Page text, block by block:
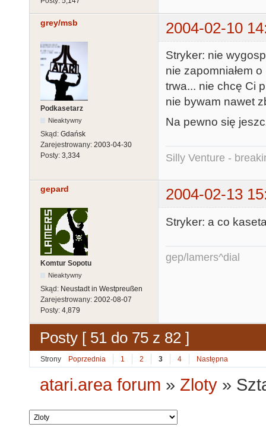
grey/msb 2004-02-10
Podkasetarz
Nieaktywny
Skąd: Gdańsk
Zarejestrowany: 2003-04-30
Posty: 3,334
Stryker: nie
nie zapomniałem
trwa... nie chcę Ci
nie bywam nawet
Na pewno się
Silly Venture -
gepard 2004-02-13
Komtur Sopotu
Nieaktywny
Skąd: Neustadt in Westpreußen
Zarejestrowany: 2002-08-07
Posty: 4,879
Stryker: a co
gep/lamers^dial
Posty [ 51 do 75 z 82 ]
Strony Poprzednia 1 2 3 4 Następna
atari.area forum » Zloty »